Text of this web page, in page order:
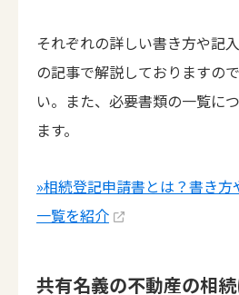
それぞれの詳しい書き方や記
の記事で解説しておりますの
い。また、必要書類の一覧に
ます。
»相続登記申請書とは？書き
一覧を紹介
共有名義の不動産の相